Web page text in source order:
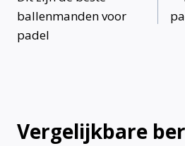
navigatie
ballenmanden voor
padel
Vergelijkbare